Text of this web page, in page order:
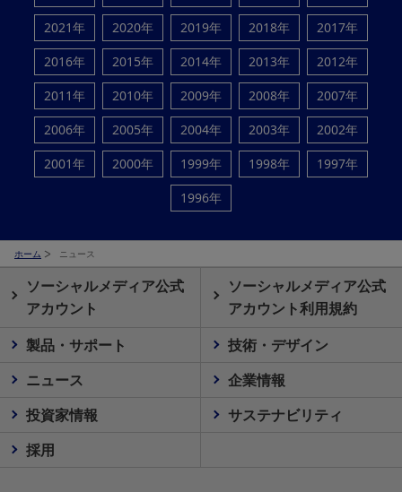
2021年
2020年 2019年 2018年
2017年
2016年
2015年 2014年 2013年
2012年
2011年
2010年 2009年 2008年
2007年
2006年
2005年 2004年 2003年
2002年
2001年
2000年 1999年 1998年
1997年
1996年
ホーム ニュース
ソーシャルメディア公式
アカウント
ソーシャルメディア公式
アカウント利用規約
製品・サポート
技術・デザイン
ニュース
企業情報
投資家情報
サステナビリティ
採用